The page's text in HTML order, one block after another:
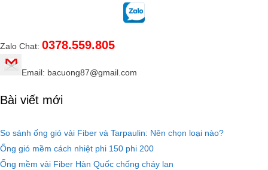
Zalo Chat: 0378.559.805
Email: bacuong87@gmail.com
Bài viết mới
So sánh ống gió vải Fiber và Tarpaulin: Nên chọn loại nào?
Ống gió mềm cách nhiệt phi 150 phi 200
Ống mềm vải Fiber Hàn Quốc chống cháy lan